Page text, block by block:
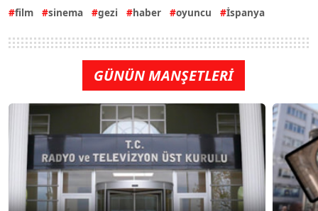
film sinema gezi haber oyuncu İspanya
GÜNÜN MANŞETLERİ